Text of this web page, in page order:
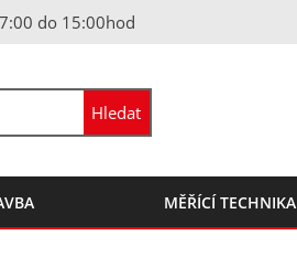
do 15:00hod
MĚŘÍCÍ TECHNIKA